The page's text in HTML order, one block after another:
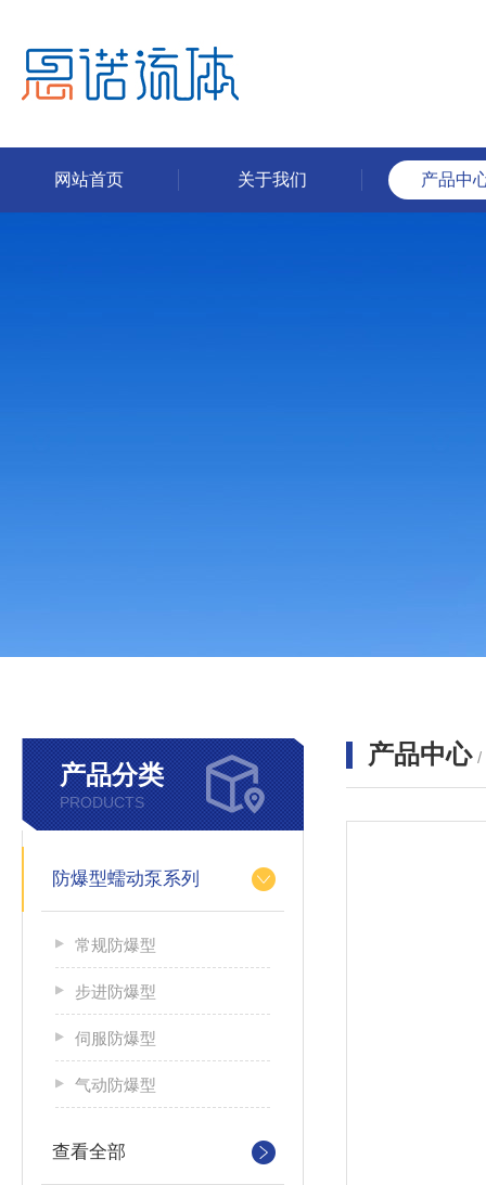
网站首页 关于我们 产品中
产品分类
PRODUCTS
防爆型蠕动泵系列
常规防爆型
步进防爆型
伺服防爆型
气动防爆型
查看全部
产品中心 /